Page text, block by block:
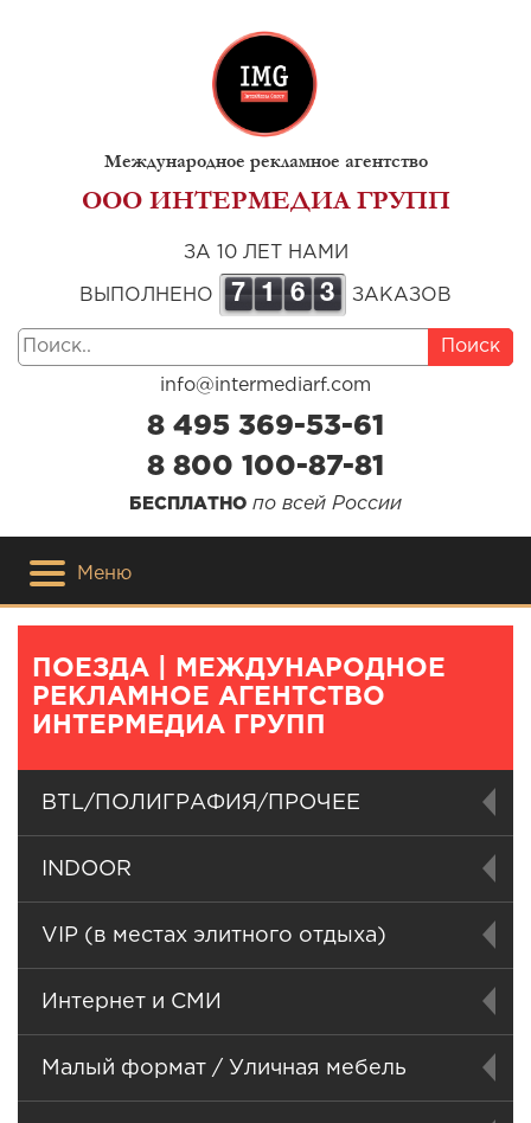
Международное рекламное агентство
ООО ИНТЕРМЕДИА ГРУПП
ЗА 10 ЛЕТ НАМИ
ВЫПОЛНЕНО 7 1 6 3 ЗАКАЗОВ
Поиск
info@intermediarf.com
8 495 369-53-61
8 800 100-87-81
БЕСПЛАТНО по всей России
Меню
ПОЕЗДА | МЕЖДУНАРОДНОЕ
РЕКЛАМНОЕ АГЕНТСТВО
ИНТЕРМЕДИА ГРУПП
BTL/ПОЛИГРАФИЯ/ПРОЧЕЕ
INDOOR
VIP (в местах элитного отдыха)
Интернет и СМИ
Малый формат / Уличная мебель